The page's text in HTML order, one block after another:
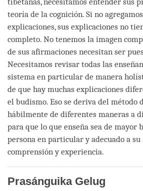
teoría de la cognición. Si no
explicaciones, sus explicaciones no
completo. No tenemos la imagen
de sus afirmaciones necesitan ser
Necesitamos revisar todas las
sistema en particular de manera
de que hay muchas explicaciones
el budismo. Eso se deriva del método
hábilmente de diferentes maneras a
para que lo que enseña sea de mayor
persona en particular y adecuado a su
comprensión y experiencia.
Prasánguika Gelug